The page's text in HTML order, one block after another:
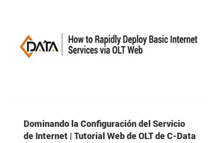
Dominando la Configuración del Servicio
de Internet | Tutorial Web de OLT de C-Data